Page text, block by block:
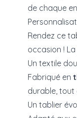
de chaque
Rendez ce
occasion !
Un textile
Fabriqué en
durable, tout
Un tablier